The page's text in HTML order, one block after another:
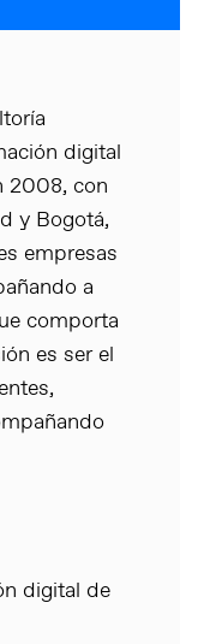
digital
2008, con
y Bogotá,
empresas
a
comporta
es ser el
digital de